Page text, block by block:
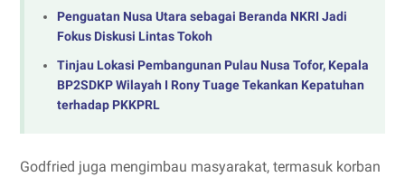
Penguatan Nusa Utara sebagai Beranda NKRI Jadi
Fokus Diskusi Lintas Tokoh
Tinjau Lokasi Pembangunan Pulau Nusa Tofor, Kepala
BP2SDKP Wilayah I Rony Tuage Tekankan Kepatuhan
terhadap PKKPRL
Godfried juga mengimbau masyarakat, termasuk korban